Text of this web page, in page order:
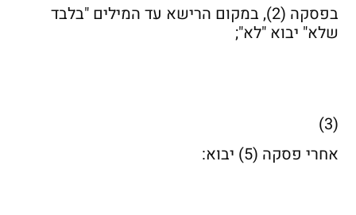
בפסקה (2), במקום הרישא עד המילים "בלבד
שלא" יבוא "לא";
(3)
אחרי פסקה (5) יבוא: